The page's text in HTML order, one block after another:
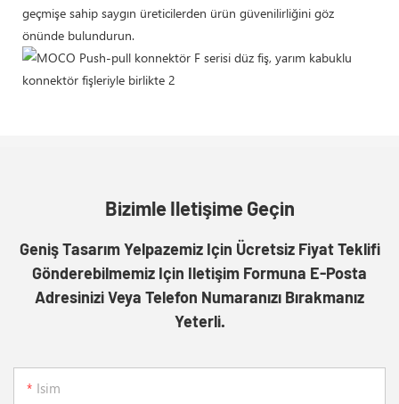
geçmişe sahip saygın üreticilerden ürün güvenilirliğini göz
önünde bulundurun.
Bizimle Iletişime Geçin
Geniş Tasarım Yelpazemiz Için Ücretsiz Fiyat Teklifi
Gönderebilmemiz Için Iletişim Formuna E-Posta
Adresinizi Veya Telefon Numaranızı Bırakmanız
Yeterli.
Isim